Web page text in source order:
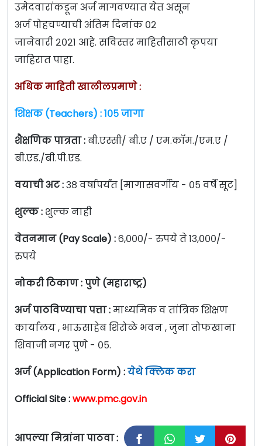
उमेदवारांकडून अर्ज मागवण्यात येत असून
अर्ज पोहचण्याची अंतिम दिनांक ०२
जानेवारी २०२१ आहे. सविस्तर माहितीसाठी कृपया
जाहिरात पाहा.
अधिक माहिती खालीलप्रमाणे :
शिक्षक (Teachers) : १०५ जागा
शैक्षणिक पात्रता :बी.एस्सी/ बी.ए / एम.कॉम./एम.ए /
बी.एड./बी.पी.एड.
वयाची अट :३८ वर्षापर्यंत [मागासवर्गीय - ०५ वर्षे सूट]
शुल्क : शुल्क नाही
वेतनमान (Pay Scale) :६,०००/- रुपये ते १३,०००/-
रुपये
नोकरी ठिकाण : पुणे (महाराष्ट्र)
अर्ज पाठविण्याचा पत्ता :माध्यमिक व तांत्रिक शिक्षण
कार्यालय , भाऊसाहेब शिरोळे भवन , जुना तोफखाना
शिवाजी नगर पुणे - ०५.
अर्ज (Application Form) :येथे क्लिक करा
Official Site :www.pmc.gov.in
आपल्या मित्रांना पाठवा :